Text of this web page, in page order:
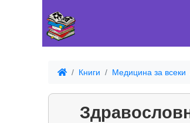
Книги Медицина за всеки